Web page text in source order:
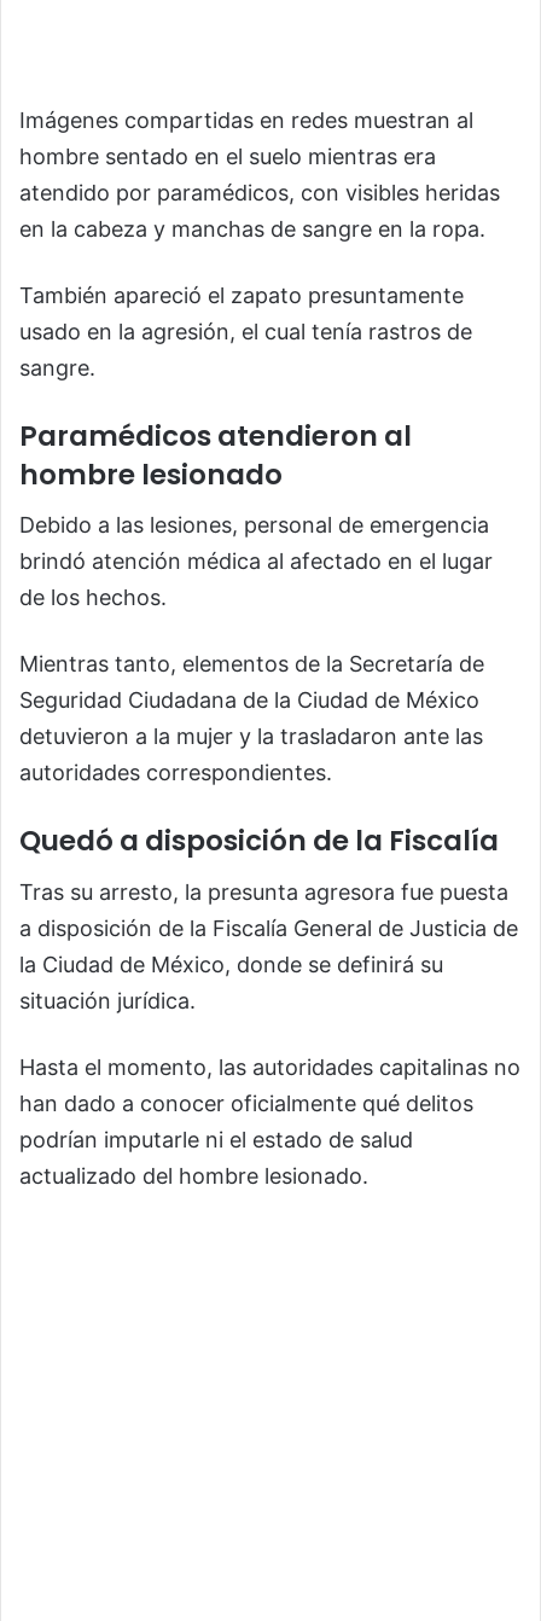
Imágenes compartidas en redes muestran al
hombre sentado en el suelo mientras era
atendido por paramédicos, con visibles heridas
en la cabeza y manchas de sangre en la ropa.
También apareció el zapato presuntamente
usado en la agresión, el cual tenía rastros de
sangre.
Paramédicos atendieron al
hombre lesionado
Debido a las lesiones, personal de emergencia
brindó atención médica al afectado en el lugar
de los hechos.
Mientras tanto, elementos de la Secretaría de
Seguridad Ciudadana de la Ciudad de México
detuvieron a la mujer y la trasladaron ante las
autoridades correspondientes.
Quedó a disposición de la Fiscalía
Tras su arresto, la presunta agresora fue puesta
a disposición de la Fiscalía General de Justicia de
la Ciudad de México, donde se definirá su
situación jurídica.
Hasta el momento, las autoridades capitalinas no
han dado a conocer oficialmente qué delitos
podrían imputarle ni el estado de salud
actualizado del hombre lesionado.